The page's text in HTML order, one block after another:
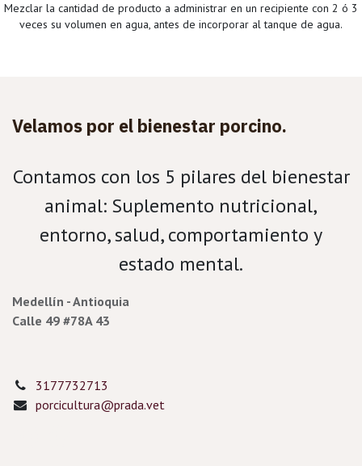
Mezclar la cantidad de producto a administrar en un recipiente con 2 ó 3
veces su volumen en agua, antes de incorporar al tanque de agua.
Velamos por el bienestar porcino.
Contamos con los 5 pilares del bienestar
animal: Suplemento nutricional,
entorno, salud, comportamiento y
estado mental.
Medellín - Antioquia
Calle 49 #78A 43
3177732713
porcicultura@prada.vet